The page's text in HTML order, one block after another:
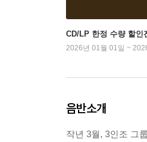
CD/LP 한정 수량 할인
2026년 01월 01일 ~
음반소개
작년 3월, 3인조 그